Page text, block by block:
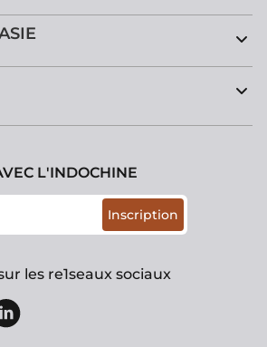
L'INDOCHINE
Inscription
les re1seaux sociaux